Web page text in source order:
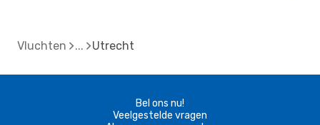
Vluchten Utrecht
Bel ons nu!
Veelgestelde vragen